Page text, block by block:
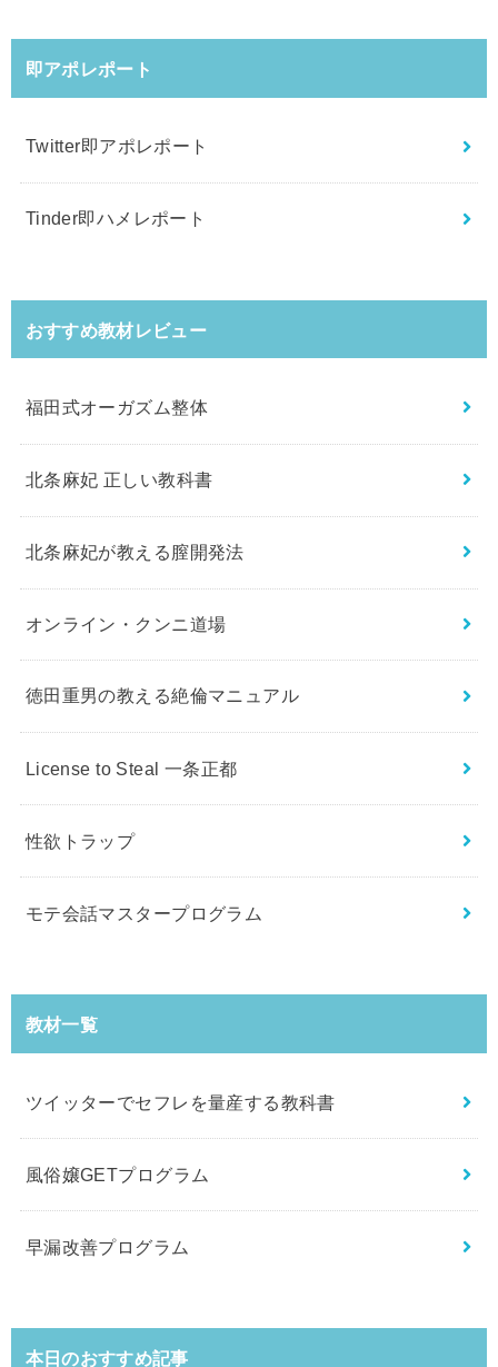
即アポレポート
Twitter即アポレポート
Tinder即ハメレポート
おすすめ教材レビュー
福田式オーガズム整体
北条麻妃 正しい教科書
北条麻妃が教える膣開発法
オンライン・クンニ道場
徳田重男の教える絶倫マニュアル
License to Steal 一条正都
性欲トラップ
モテ会話マスタープログラム
教材一覧
ツイッターでセフレを量産する教科書
風俗嬢GETプログラム
早漏改善プログラム
本日のおすすめ記事